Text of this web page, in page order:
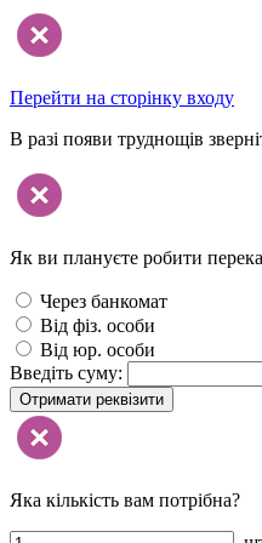
Перейти на сторінку входу
В разі появи труднощів
Як ви плануєте робити
Через банкомат
Від фіз. особи
Від юр. особи
Введіть суму:
Отримати реквізити
Яка кількість вам потрібна?